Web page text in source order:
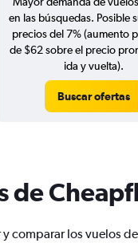
en las búsquedas. Posible
precios del 7% (aumento
de $62 sobre el precio
ida y vuelta).
Buscar ofertas
de
comparar los vuelos